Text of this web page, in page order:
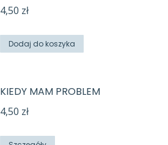
4,50 zł
Dodaj do koszyka
KIEDY MAM PROBLEM
4,50 zł